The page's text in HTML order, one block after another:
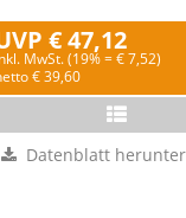
€ 47,12
MwSt. (19% = € 7,52)
€ 39,60
Datenblatt